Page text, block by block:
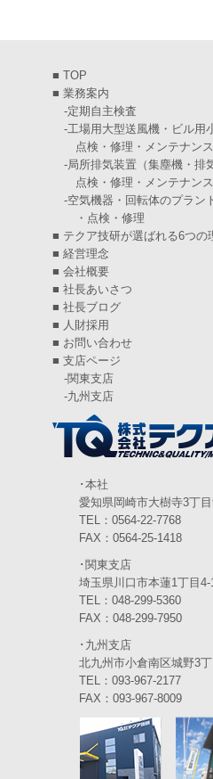
2025年1月(7)
2024年12月(4)
2024年11月(6)
2024年10月(5)
2024年9月(4)
2024年8月(5)
2024年7月(6)
2024年6月(4)
2024年5月(5)
2024年4月(5)
(6)
2024年2月(4)
(6)
2023年12月(3)
2023年10月(3)
2023年9月(4)
(3)
2023年7月(5)
(5)
■ TOP
■ 業務案内
-定期自主検査
-工場用大型送風機・ビル用
点検・修理・メンテナンス
-局所排気装置（集塵機・排
点検・修理・メンテナンス
-空気機器・回転体のプラン
・点検・修理
■ テクア技研が選ばれる6つの
■ 経営理念
■ 会社概要
■ 社長あいさつ
■ 社長ブログ
■ 人財採用
■ お問い合わせ
■ 支店ページ
-関東支店
-九州支店
･本社
愛知県岡崎市大樹寺3丁
TEL：0564-22-7768
FAX：0564-25-1418
･関東支店
埼玉県川口市本蓮1丁目4-
TEL：048-299-5360
FAX：048-299-7950
･九州支店
北九州市小倉南区城野3
TEL：093-967-2177
FAX：093-967-8009